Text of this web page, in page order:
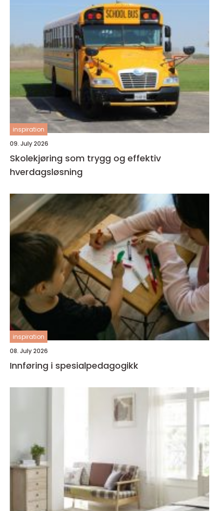
inspiration
09. July 2026
Skolekjøring som trygg og effektiv
hverdagsløsning
inspiration
08. July 2026
Innføring i spesialpedagogikk